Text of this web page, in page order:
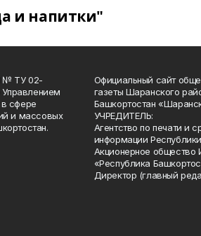
и напитки"
№ ТУ 02-
Управлением
сфере
и массовых
Официальный сайт
газеты Шаранского
Башкортостан
УЧРЕДИТЕЛЬ:
Агентство по печати и
информации
Акционерное общество
«Республика
Директор (главный